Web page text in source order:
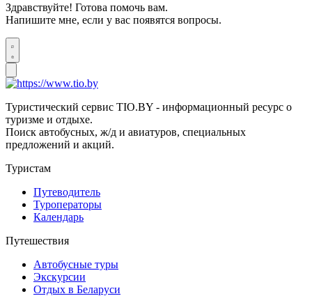
Здравствуйте! Готова помочь вам.
Напишите мне, если у вас появятся вопросы.
Туристический сервис TIO.BY - информационный ресурс о
туризме и отдыхе.
Поиск автобусных, ж/д и авиатуров, специальных
предложений и акций.
Туристам
Путеводитель
Туроператоры
Календарь
Путешествия
Автобусные туры
Экскурсии
Отдых в Беларуси